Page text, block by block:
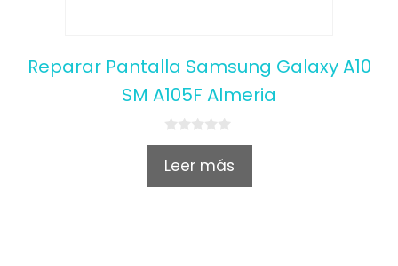
Reparar Pantalla Samsung Galaxy A10
SM A105F Almeria
0
u
Leer más